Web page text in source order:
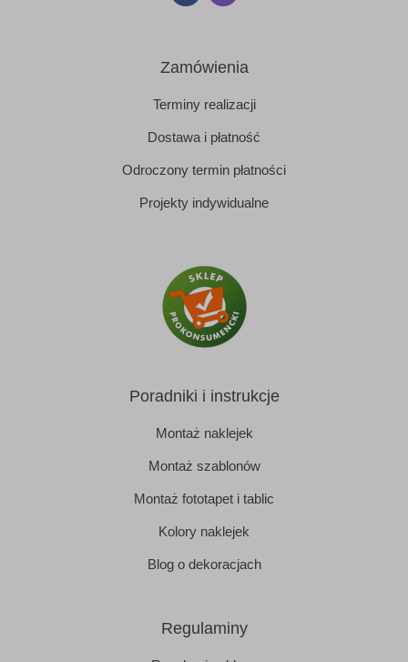
Zamówienia
Terminy realizacji
Dostawa i płatność
Odroczony termin płatności
Projekty indywidualne
Poradniki i instrukcje
Montaż naklejek
Montaż szablonów
Montaż fototapet i tablic
Kolory naklejek
Blog o dekoracjach
Regulaminy